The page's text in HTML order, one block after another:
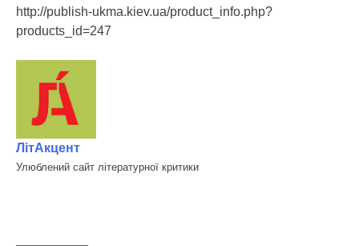
http://publish-ukma.kiev.ua/product_info.php?
products_id=247
ЛітАкцент
Улюблений сайт літературної критики